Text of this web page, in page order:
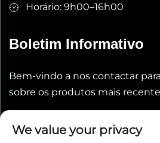
Horário: 9h00–16h00
Boletim Informativo
Bem-vindo a nos contactar
sobre os produtos mais
We value your privacy